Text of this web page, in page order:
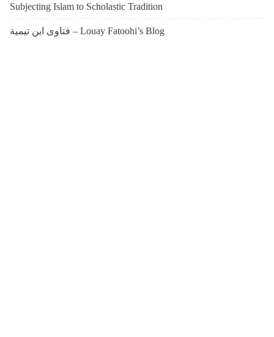
Subjecting Islam to Scholastic Tradition
فتاوى ابن تيمية – Louay Fatoohi’s Blog